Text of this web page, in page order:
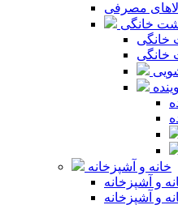
مصرفی
خانگی
خانگی
خانگی
خانه و آشپزخانه
و آشپزخانه
و آشپزخانه